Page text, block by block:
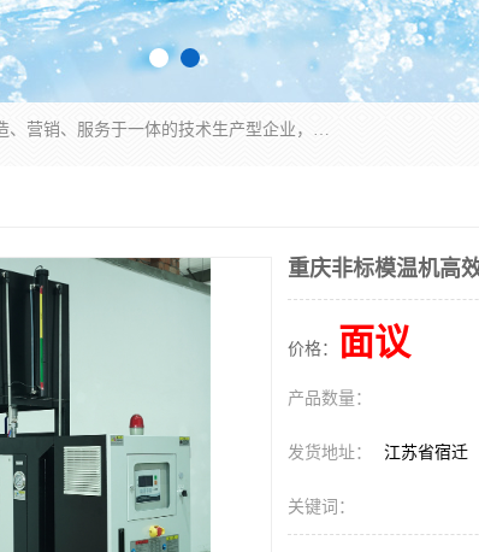
宿迁慈乌温控科技有限公司是一家集工业冷水机研发、制造、营销、服务于一体的技术生产型企业，经营范围包括：冷水机、螺杆式冷水机组、工业冷水机、水冷式冷水机、风冷式冷水机组、风冷螺杆式冷冻机组、冷冻机、注塑专用冷水机、混泥土专用冷水机、低温防爆冷水机组等。专业温控设备供应商 模温机/冷水机/导热油炉定制服务等
重庆非标模温机高
价格： 面议
产品数量：
发货地址： 江苏省宿迁
关键词：